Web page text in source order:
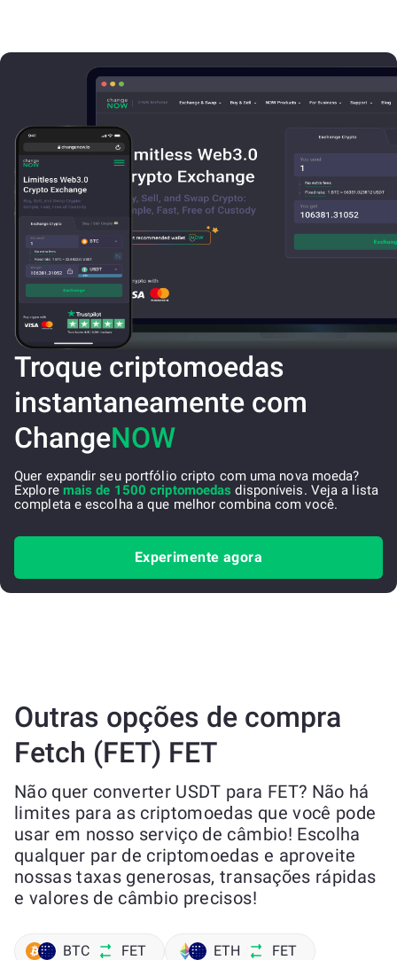
Troque criptomoedas
instantaneamente com
ChangeNOW
Quer expandir seu portfólio cripto com uma nova moeda?
Explore mais de 1500 criptomoedas disponíveis. Veja a lista
completa e escolha a que melhor combina com você.
Experimente agora
Outras opções de compra
Fetch (FET) FET
Não quer converter USDT para FET? Não há
limites para as criptomoedas que você pode
usar em nosso serviço de câmbio! Escolha
qualquer par de criptomoedas e aproveite
nossas taxas generosas, transações rápidas
e valores de câmbio precisos!
BTC FET ETH FET